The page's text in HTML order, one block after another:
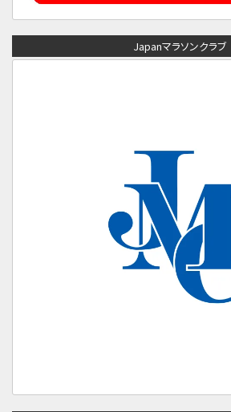
Japanマラソンクラブ